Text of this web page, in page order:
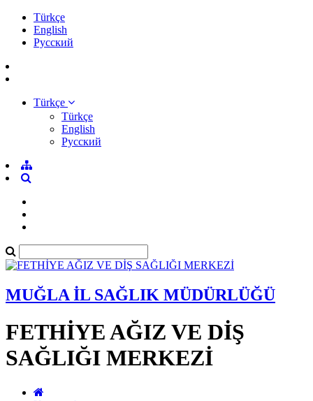
Türkçe
English
Pусский
Türkçe
Türkçe
English
Pусский
MUĞLA İL SAĞLIK MÜDÜRLÜĞÜ
FETHİYE AĞIZ VE DİŞ
SAĞLIĞI MERKEZİ